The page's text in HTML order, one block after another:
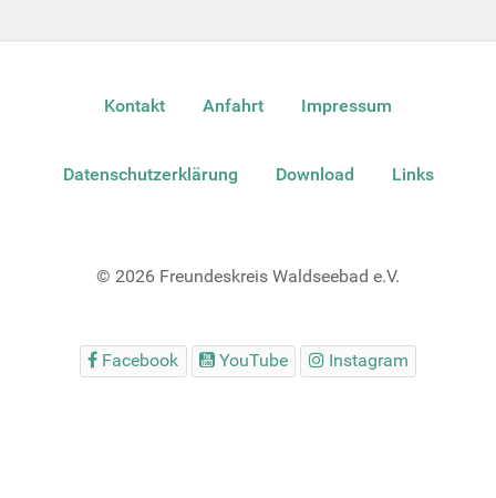
Kontakt Anfahrt Impressum
Datenschutzerklärung Download Links
© 2026 Freundeskreis Waldseebad e.V.
Facebook YouTube Instagram